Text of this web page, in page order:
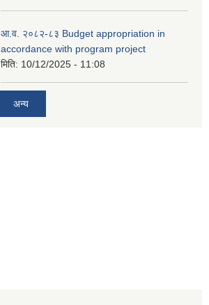
आ.व. २०८२-८३ Budget appropriation in
accordance with program project
मिति: 10/12/2025 - 11:08
अन्य